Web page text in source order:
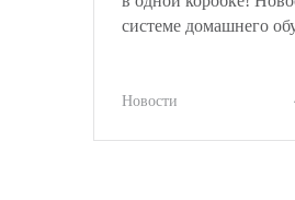
системе домашнего
Новости